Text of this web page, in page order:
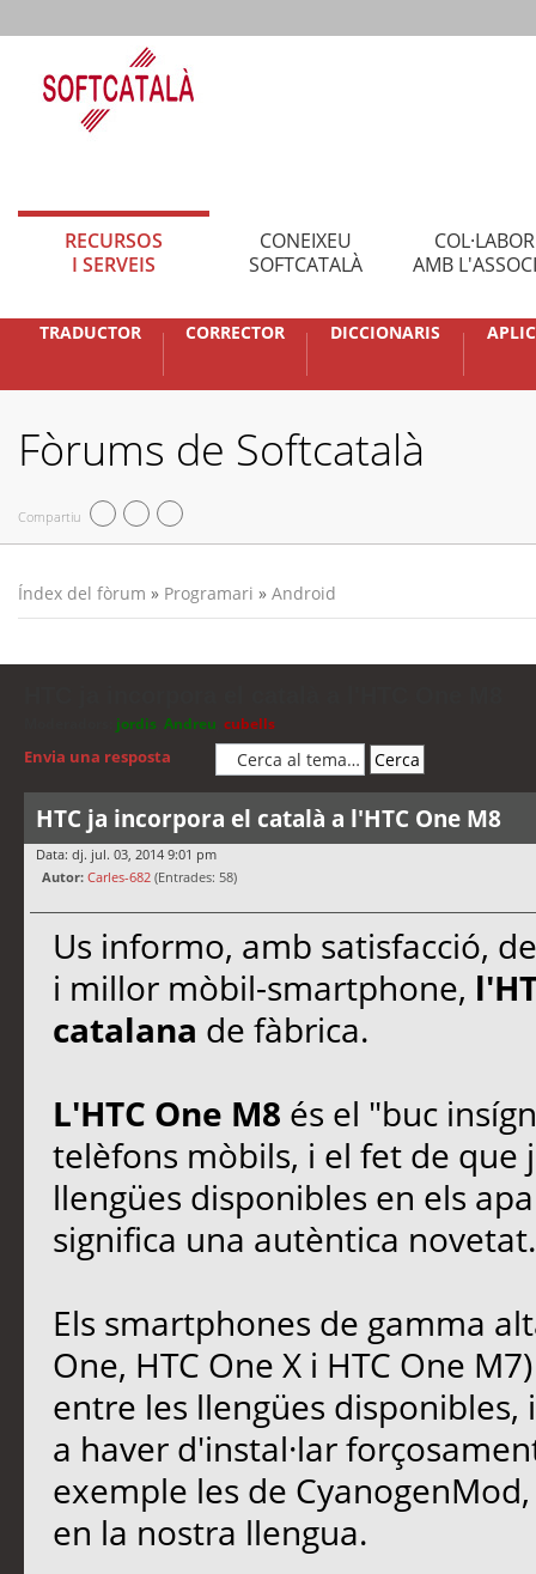
RECURSOS
I SERVEIS
CONEIXEU
SOFTCATALÀ
AMB
TRADUCTOR CORRECTOR DICCIONARIS
Fòrums de Softcatalà
Compartiu
Índex del fòrum » Programari » Android
jordis Andreu cubells
Envia una resposta
HTC ja incorpora el català a l'HTC One M8
Data: dj. jul. 03, 2014 9:01 pm
Autor: Carles-682 (Entrades: 58)
Us informo, amb satisfacció,
i millor mòbil-smartphone,
catalana de fàbrica.
L'HTC One M8 és el "buc
telèfons mòbils, i el fet de que
llengües disponibles en els
significa una autèntica novetat.
Els smartphones de gamma
One, HTC One X i HTC One
entre les llengües disponibles,
a haver d'instal·lar
exemple les de
en la nostra llengua.